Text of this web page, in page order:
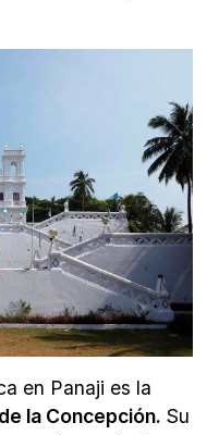
en Panaji es la
la Concepción. Su